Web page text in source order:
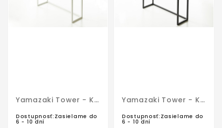
Yamazaki Tower - Konzolový Stolík 5164 Biely
Dostupnosť:Zasielame do
6 - 10 dní
Yamazaki Tower - Konzolový Stolík 5165 Čierny
Dostupnosť:Zasielame do
6 - 10 dní